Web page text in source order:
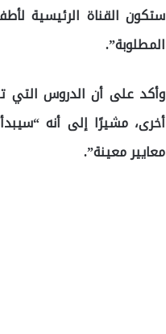
المطلوبة”.
وأكد على أن الدروس التي
أخرى، مشيرًا إلى أنه
معايير معينة”.